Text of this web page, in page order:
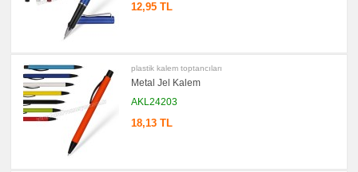
12,95 TL
plastik kalem toptancıları
Metal Jel Kalem
AKL24203
18,13 TL
promosyon
Fonksiyonlu
Kalem
Banko
ve
Masa
Kalemi
promosyon
Ürünleri